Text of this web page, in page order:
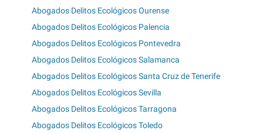
Abogados Delitos Ecológicos Ourense
Abogados Delitos Ecológicos Palencia
Abogados Delitos Ecológicos Pontevedra
Abogados Delitos Ecológicos Salamanca
Abogados Delitos Ecológicos Santa Cruz de Tenerife
Abogados Delitos Ecológicos Sevilla
Abogados Delitos Ecológicos Tarragona
Abogados Delitos Ecológicos Toledo